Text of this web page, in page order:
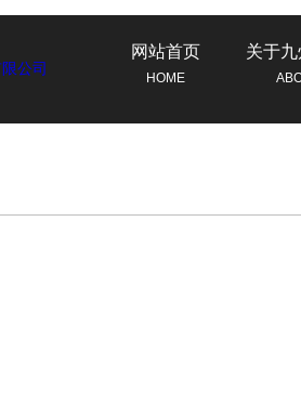
网站首页
HOME
关于